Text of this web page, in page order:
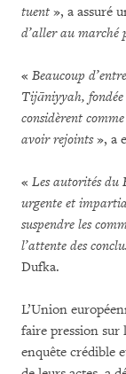
tuent », a assuré
d’aller au marché
« Beaucoup
Tijāniyyah,
considèrent
avoir rejoints», a
« Les autorités du
urgente et
suspendre les
l’attente des
Dufka.
L’Union
faire pression sur
enquête crédible